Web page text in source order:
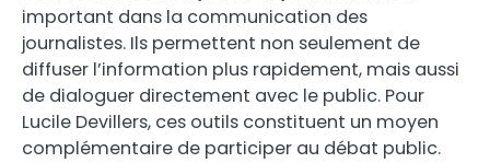
important dans la communication des
journalistes. Ils permettent non seulement de
diffuser l’information plus rapidement, mais aussi
de dialoguer directement avec le public. Pour
Lucile Devillers, ces outils constituent un moyen
complémentaire de participer au débat public.